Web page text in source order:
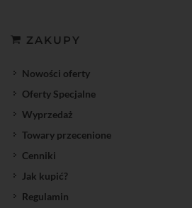
ZAKUPY
Nowości oferty
Oferty Specjalne
Wyprzedaż
Towary przecenione
Cenniki
Jak kupić?
Regulamin